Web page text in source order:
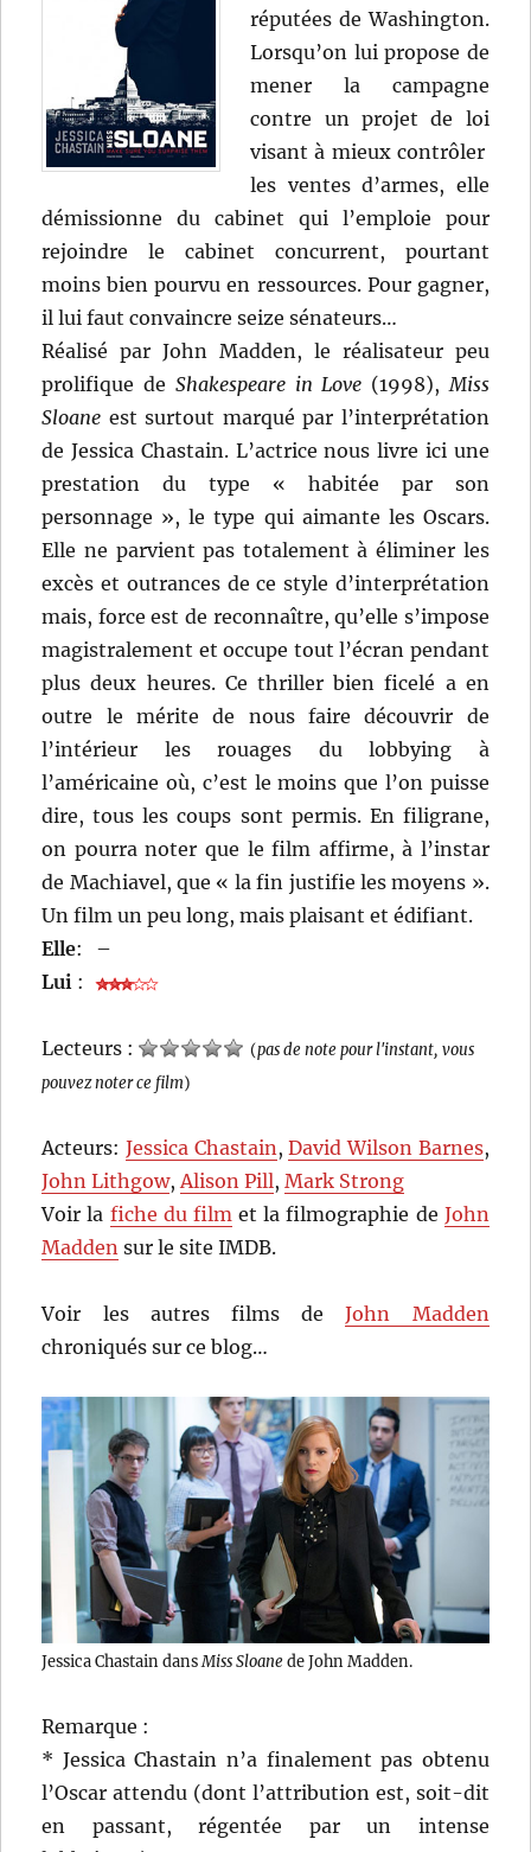
réputées de Washington.
Lorsqu’on lui propose de
mener la campagne
contre un projet de loi
visant à mieux contrôler
les ventes d’armes, elle
démissionne du cabinet qui l’emploie pour
rejoindre le cabinet concurrent, pourtant
moins bien pourvu en ressources. Pour gagner,
il lui faut convaincre seize sénateurs…
Réalisé par John Madden, le réalisateur peu
prolifique de Shakespeare in Love (1998),Miss
Sloane est surtout marqué par l’interprétation
de Jessica Chastain. L’actrice nous livre ici une
prestation du type « habitée par son
personnage », le type qui aimante les Oscars.
Elle ne parvient pas totalement à éliminer les
excès et outrances de ce style d’interprétation
mais, force est de reconnaître, qu’elle s’impose
magistralement et occupe tout l’écran pendant
plus deux heures. Ce thriller bien ficelé a en
outre le mérite de nous faire découvrir de
l’intérieur les rouages du lobbying à
l’américaine où, c’est le moins que l’on puisse
dire, tous les coups sont permis. En filigrane,
on pourra noter que le film affirme, à l’instar
de Machiavel, que « la fin justifie les moyens ».
Un film un peu long, mais plaisant et édifiant.
Elle:
–
Lui :
Lecteurs : (pas de note pour l'instant, vous
pouvez noter ce film)
Acteurs: Jessica Chastain,David Wilson Barnes,
John Lithgow,Alison Pill,Mark Strong
Voir la fiche du filmet la filmographie de John
Madden sur le site IMDB.
Voir les autres films deJohn Madden
chroniqués sur ce blog…
Jessica Chastain dans Miss Sloanede John Madden.
Remarque :
* Jessica Chastain n’a finalement pas obtenu
l’Oscar attendu (dont l’attribution est, soit-dit
en passant, régentée par un intense